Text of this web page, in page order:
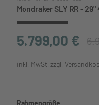
Mondraker SLY RR -
5.799,00 €
inkl. MwSt. zzgl.
Rahmengröße